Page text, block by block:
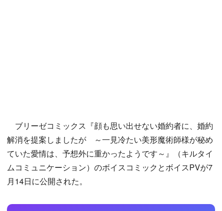
ブリーゼコミックス『顔も思い出せない婚約者に、婚約
解消を提案しましたが ～一見冷たい美形魔術師様が秘め
ていた愛情は、予想外に重かったようです～』（キルタイ
ムコミュニケーション）のボイスコミックとボイスPVが7
月14日に公開された。